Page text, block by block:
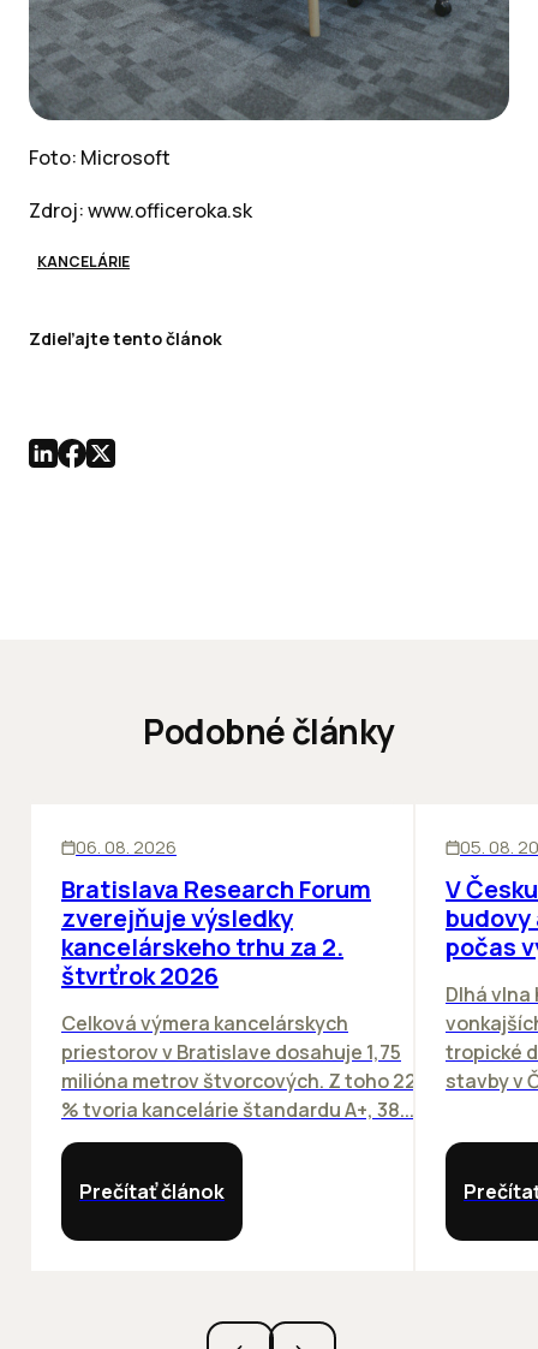
Foto: Microsoft
Zdroj: www.officeroka.sk
KANCELÁRIE
Zdieľajte tento článok
Podobné články
06. 08. 2026
Bratislava Research Forum
zverejňuje výsledky
kancelárskeho trhu za 2.
štvrťrok 2026
Celková výmera kancelárskych
priestorov v Bratislave dosahuje 1,75
milióna metrov štvorcových. Z toho 22
% tvoria kancelárie štandardu A+, 38...
Prečítať článok
05. 08.
V
počas
Dlhá
tropické
stavby v